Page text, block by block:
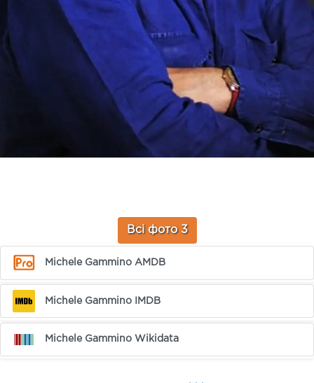
Всі фото 3
Michele Gammino AMDB
Michele Gammino IMDB
Michele Gammino Wikidata